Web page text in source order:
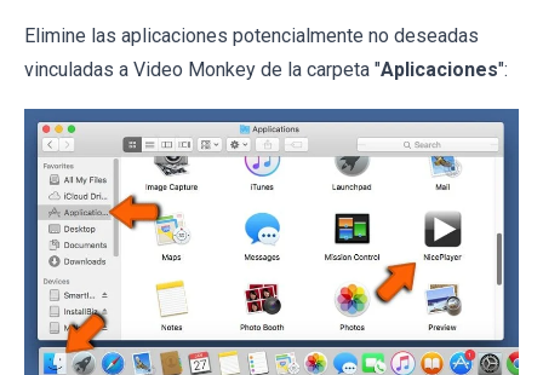
Elimine las aplicaciones potencialmente no deseadas
vinculadas a Video Monkey de la carpeta "Aplicaciones":